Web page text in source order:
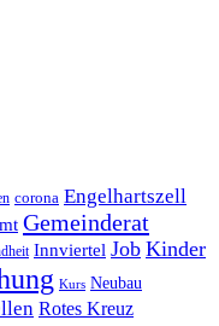
corona Engelhartszell
Gemeinderat
Innviertel Job Kinder
Kurs Neubau
Rotes Kreuz